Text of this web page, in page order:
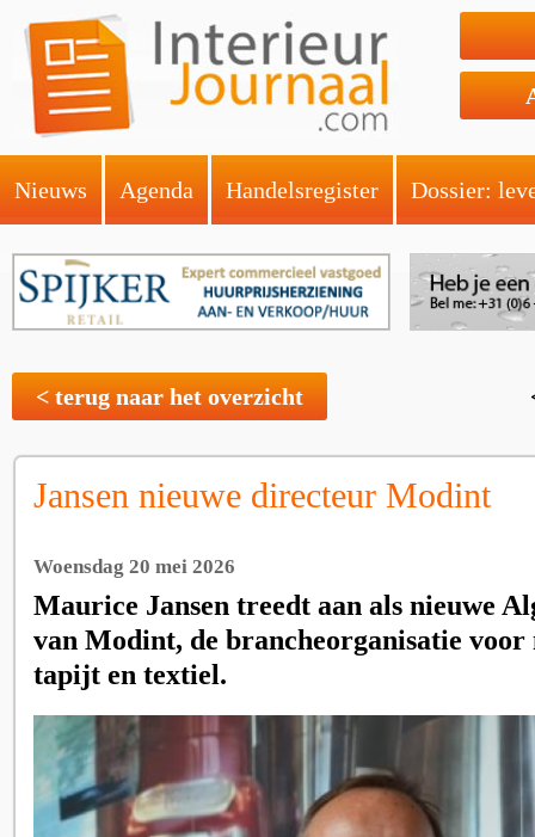
Nieuws Agenda Handelsregister Dossier:
< terug naar het overzicht
Jansen nieuwe directeur Modint
Woensdag 20 mei 2026
Maurice Jansen treedt aan als nieuwe
van Modint, de brancheorganisatie
tapijt en textiel.